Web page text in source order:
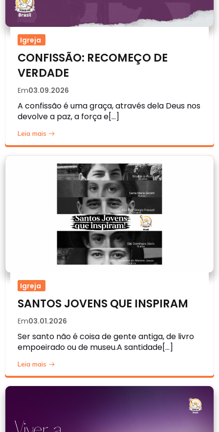
Igreja
CONFISSÃO: RECOMEÇO DE
VERDADE
Em03.09.2026
A confissão é uma graça, através dela Deus nos
devolve a paz, a força e[…]
Leia mais
Igreja
SANTOS JOVENS QUE INSPIRAM
Em03.01.2026
Ser santo não é coisa de gente antiga, de livro
empoeirado ou de museu.A santidade[…]
Leia mais